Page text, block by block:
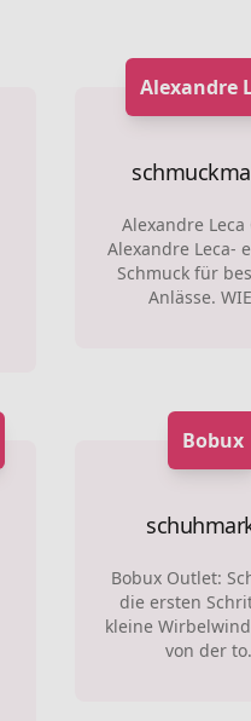
Alexandre
Alexandre
Alexandre Leca-
Schmuck für
Anlässe.
Bobux
Bobux Outlet:
die ersten
kleine
von der